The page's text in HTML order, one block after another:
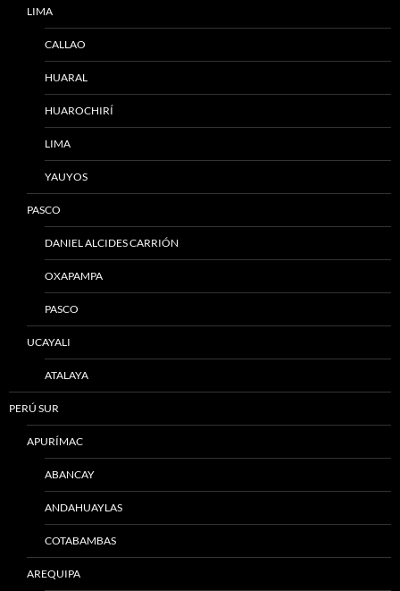
LIMA
CALLAO
HUARAL
HUAROCHIRÍ
LIMA
YAUYOS
PASCO
DANIEL ALCIDES CARRIÓN
OXAPAMPA
PASCO
UCAYALI
ATALAYA
PERÚ SUR
APURÍMAC
ABANCAY
ANDAHUAYLAS
COTABAMBAS
AREQUIPA